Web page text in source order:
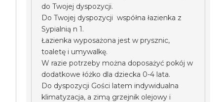
do Twojej dyspozycji.
Do Twojej dyspozycji współna łazienka z
Sypialnią n 1.
Łazienka wyposażona jest w prysznic,
toaletę i umywalkę.
W razie potrzeby można doposażyć pokój w
dodatkowe łóżko dla dziecka 0-4 lata.
Do dyspozycji Gości latem indywidualna
klimatyzacja, a zimą grzejnik olejowy i